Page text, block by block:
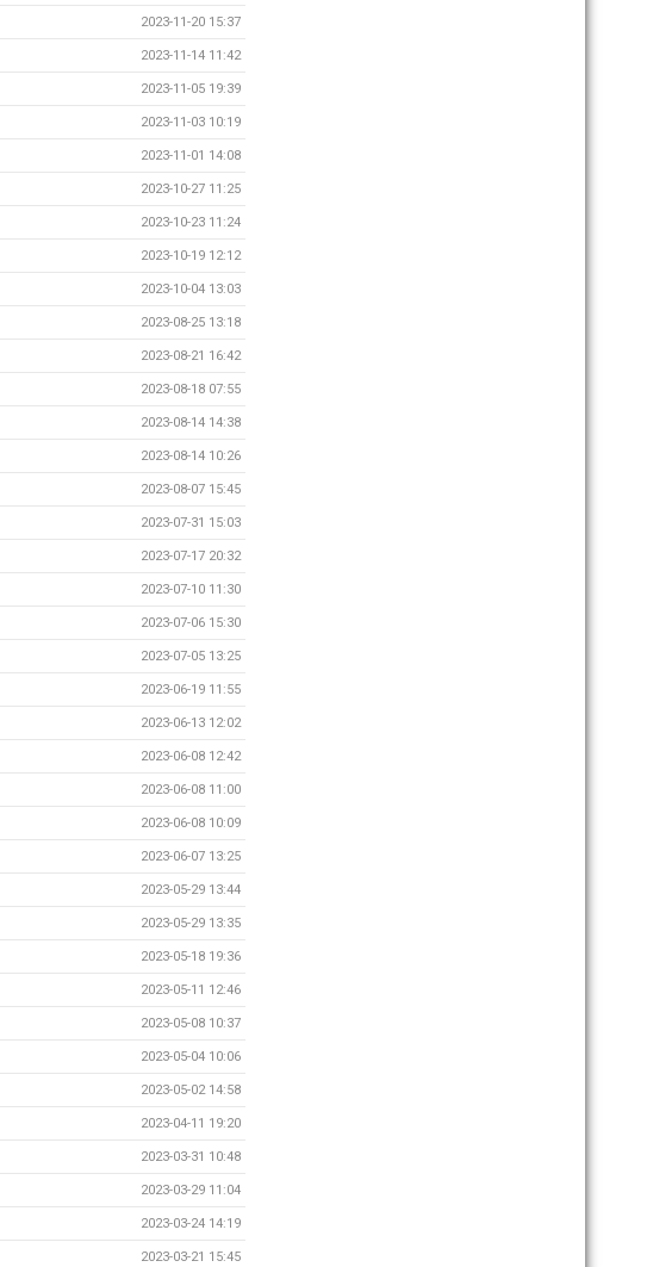
2023-11-20 15:37
2023-11-14 11:42
2023-11-05 19:39
2023-11-03 10:19
2023-11-01 14:08
2023-10-27 11:25
2023-10-23 11:24
2023-10-19 12:12
2023-10-04 13:03
2023-08-25 13:18
2023-08-21 16:42
2023-08-18 07:55
2023-08-14 14:38
2023-08-14 10:26
2023-08-07 15:45
2023-07-31 15:03
2023-07-17 20:32
2023-07-10 11:30
2023-07-06 15:30
2023-07-05 13:25
2023-06-19 11:55
2023-06-13 12:02
2023-06-08 12:42
2023-06-08 11:00
2023-06-08 10:09
2023-06-07 13:25
2023-05-29 13:44
2023-05-29 13:35
2023-05-18 19:36
2023-05-11 12:46
2023-05-08 10:37
2023-05-04 10:06
2023-05-02 14:58
2023-04-11 19:20
2023-03-31 10:48
2023-03-29 11:04
2023-03-24 14:19
2023-03-21 15:45